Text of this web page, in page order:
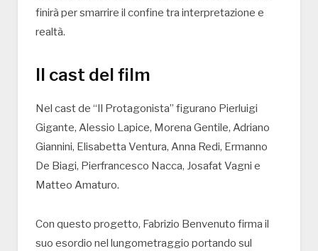
finirà per smarrire il confine tra interpretazione e
realtà.
Il cast del film
Nel cast de “Il Protagonista” figurano Pierluigi
Gigante, Alessio Lapice, Morena Gentile, Adriano
Giannini, Elisabetta Ventura, Anna Redi, Ermanno
De Biagi, Pierfrancesco Nacca, Josafat Vagni e
Matteo Amaturo.
Con questo progetto, Fabrizio Benvenuto firma il
suo esordio nel lungometraggio portando sul